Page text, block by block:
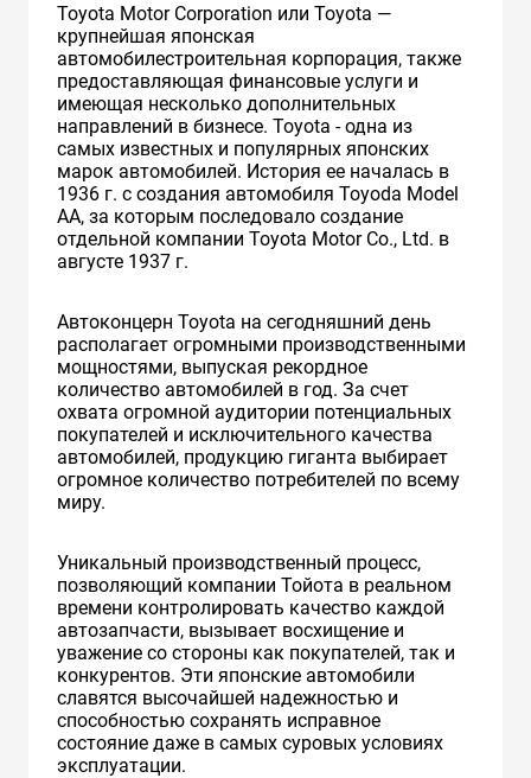
Toyota Motor Corporation или Toyota —
крупнейшая японская
автомобилестроительная корпорация, также
предоставляющая финансовые услуги и
имеющая несколько дополнительных
направлений в бизнесе. Toyota - одна из
самых известных и популярных японских
марок автомобилей. История ее началась в
1936 г. с создания автомобиля Toyoda Model
AA, за которым последовало создание
отдельной компании Toyota Motor Co., Ltd. в
августе 1937 г.
Автоконцерн Toyota на сегодняшний день
располагает огромными производственными
мощностями, выпуская рекордное
количество автомобилей в год. За счет
охвата огромной аудитории потенциальных
покупателей и исключительного качества
автомобилей, продукцию гиганта выбирает
огромное количество потребителей по всему
миру.
Уникальный производственный процесс,
позволяющий компании Тойота в реальном
времени контролировать качество каждой
автозапчасти, вызывает восхищение и
уважение со стороны как покупателей, так и
конкурентов. Эти японские автомобили
славятся высочайшей надежностью и
способностью сохранять исправное
состояние даже в самых суровых условиях
эксплуатации.